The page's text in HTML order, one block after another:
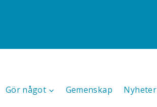
Gör något Gemenskap Nyheter